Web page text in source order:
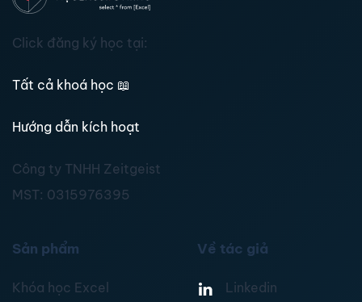
Click đăng ký học tại:
Tất cả khoá học 📖
Hướng dẫn kích hoạt
Công ty TNHH Zeitgeist
MST: 0315976395
Sản phẩm
Khóa học Excel
Về tác giả
Linkedin